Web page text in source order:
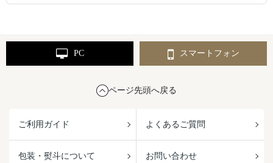
PC スマートフォン
ページ先頭へ戻る
ご利用ガイド よくあるご質問
包装・熨斗について お問い合わせ